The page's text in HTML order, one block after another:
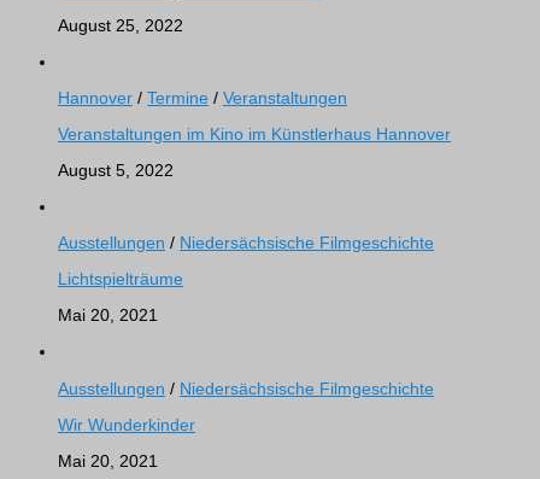
August 25, 2022
Hannover / Termine / Veranstaltungen
Veranstaltungen im Kino im Künstlerhaus Hannover
August 5, 2022
Ausstellungen / Niedersächsische Filmgeschichte
Lichtspielträume
Mai 20, 2021
Ausstellungen / Niedersächsische Filmgeschichte
Wir Wunderkinder
Mai 20, 2021